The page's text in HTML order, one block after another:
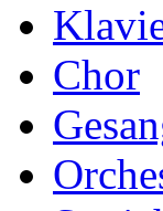
Chor